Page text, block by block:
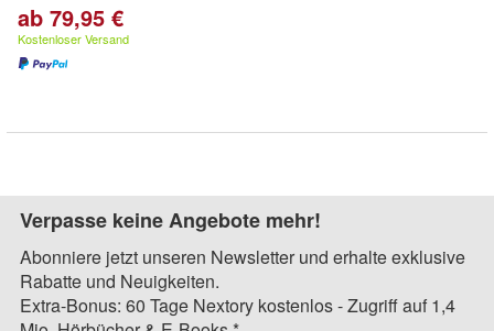
ab 79,95 €
Kostenloser Versand
Verpasse keine Angebote mehr!
Abonniere jetzt unseren Newsletter und erhalte exklusive
Rabatte und Neuigkeiten.
Extra-Bonus: 60 Tage Nextory kostenlos - Zugriff auf 1,4